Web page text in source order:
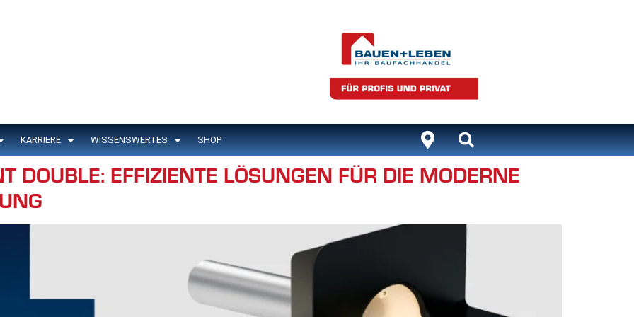
KARRIERE WISSENSWERTES SHOP
DOUBLE: EFFIZIENTE LÖSUNGEN FÜR DIE MODERNE